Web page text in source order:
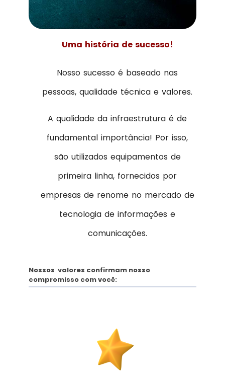
Uma história de sucesso!
Nosso sucesso é baseado nas
pessoas, qualidade técnica e valores.
A qualidade da infraestrutura é de
fundamental importância! Por isso,
são utilizados equipamentos de
primeira linha, fornecidos por
empresas de renome no mercado de
tecnologia de informações e
comunicações.
Nossos valores confirmam nosso
compromisso com você: